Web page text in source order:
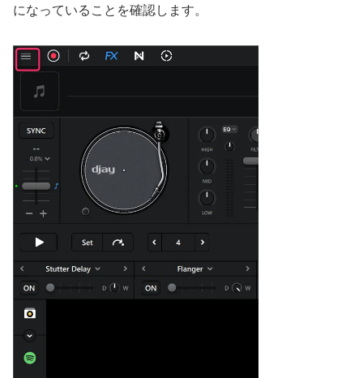
になっていることを確認します。